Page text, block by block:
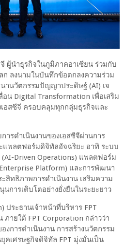
ผู้นำธุรกิจในภูมิภาคอาเซียน ร่วมกับ
ก ลงนามในบันทึกข้อตกลงความร่วม
านวัตกรรมปัญญาประดิษฐ์(AI) เจ
อน Digital Transformation เพื่อเสริม
อสซีจี ครอบคลุมทุกกลุ่มธุรกิจและ
ารดำเนินงานของเอสซีจีผ่านการ
แพลตฟอร์มดิจิทัลอัจฉริยะ อาทิ ระบบ
(AI-Driven Operations) แพลตฟอร์ม
Platform) และการพัฒนา
ะสิทธิภาพการดำเนินงาน เสริมความ
นการเติบโตอย่างยั่งยืนในระยะยาว
ประธานเจ้าหน้าที่บริหาร FPT
ภายใต้ FPT Corporation กล่าวว่า
งการดำเนินงาน การสร้างนวัตกรรม
คเศรษฐกิจดิจิทัล FPT มุ่งมั่นเป็น